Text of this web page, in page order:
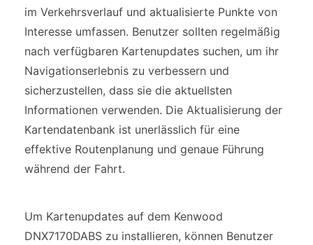
im Verkehrsverlauf und aktualisierte Punkte von
Interesse umfassen. Benutzer sollten regelmäßig
nach verfügbaren Kartenupdates suchen, um ihr
Navigationserlebnis zu verbessern und
sicherzustellen, dass sie die aktuellsten
Informationen verwenden. Die Aktualisierung der
Kartendatenbank ist unerlässlich für eine
effektive Routenplanung und genaue Führung
während der Fahrt.
Um Kartenupdates auf dem Kenwood
DNX7170DABS zu installieren, können Benutzer